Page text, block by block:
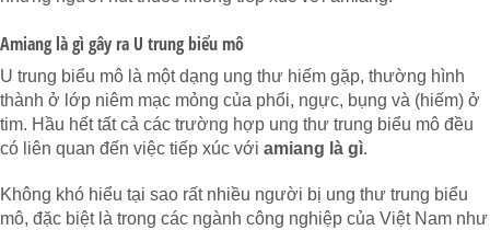
Amiang là gì gây ra U trung biểu mô
U trung biểu mô là một dạng ung thư hiếm gặp, thường hình
thành ở lớp niêm mạc mỏng của phổi, ngực, bụng và (hiếm) ở
tim. Hầu hết tất cả các trường hợp ung thư trung biểu mô đều
có liên quan đến việc tiếp xúc với amiang là gì.
Không khó hiểu tại sao rất nhiều người bị ung thư trung biểu
mô, đặc biệt là trong các ngành công nghiệp của Việt Nam như